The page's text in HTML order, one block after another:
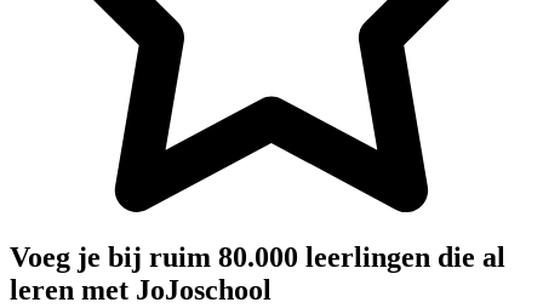
Voeg je bij ruim 80.000 leerlingen die al
leren met JoJoschool